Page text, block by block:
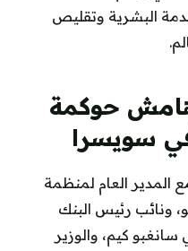
البشرية وتقليص
هامش حوكمة
سويسرا
المدير العام لمنظمة
ونائب رئيس البنك
سانغبو كيم، والوزير